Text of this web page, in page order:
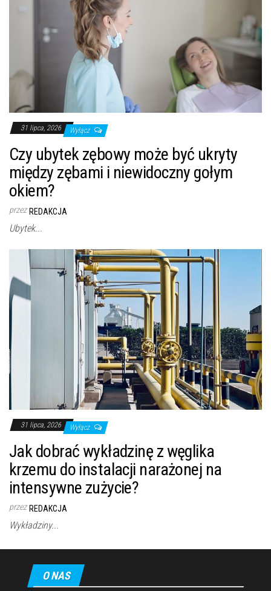
31 lipca, 2026 Wyłącz
Czy ubytek zębowy może być ukryty
między zębami i niewidoczny gołym
okiem?
przez REDAKCJA
Ubytek...
31 lipca, 2026 Wyłącz
Jak dobrać wykładzinę z węglika
krzemu do instalacji narażonej na
intensywne zużycie?
przez REDAKCJA
Wykładziny...
O NAS